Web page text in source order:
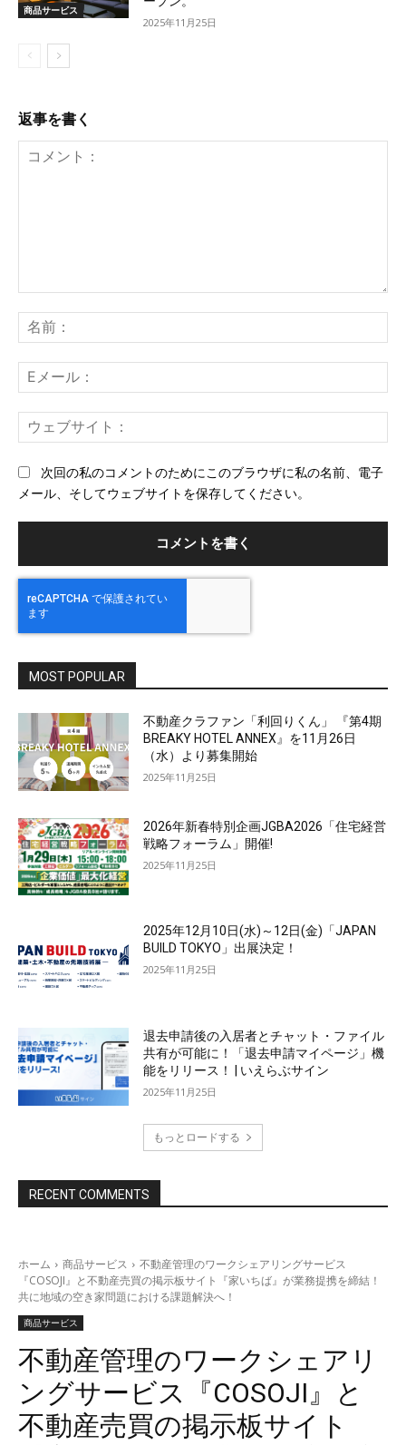
商品サービス
2025年11月25日
返事を書く
ン
ト：
前
メ
ー
ェ
次回の私のコメントのためにこのブラウザに私の名前、電子
メール、そしてウェブサイトを保存してください。
MOST POPULAR
不動産クラファン「利回りくん」 『第4期
BREAKY HOTEL ANNEX』を11月26日
（水）より募集開始
2025年11月25日
2026年新春特別企画JGBA2026「住宅経営
戦略フォーラム」開催!
2025年11月25日
2025年12月10日(水)～12日(金)「JAPAN
BUILD TOKYO」出展決定！
2025年11月25日
退去申請後の入居者とチャット・ファイル
共有が可能に！「退去申請マイページ」機
能をリリース！ | いえらぶサイン
2025年11月25日
もっとロードする
RECENT COMMENTS